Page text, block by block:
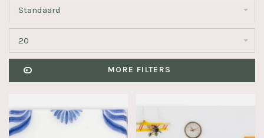
Standaard
20
MORE FILTERS